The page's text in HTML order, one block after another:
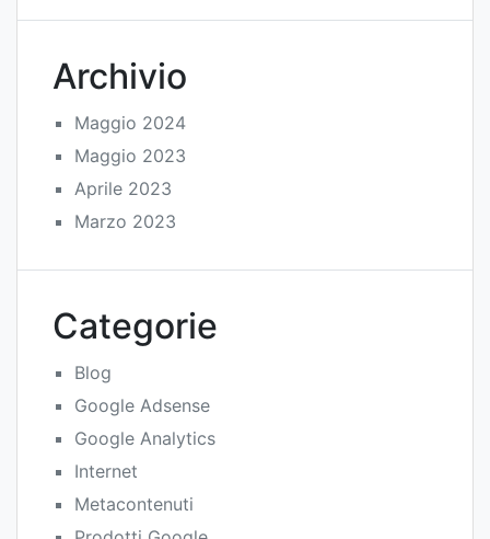
Archivio
Maggio 2024
Maggio 2023
Aprile 2023
Marzo 2023
Categorie
Blog
Google Adsense
Google Analytics
Internet
Metacontenuti